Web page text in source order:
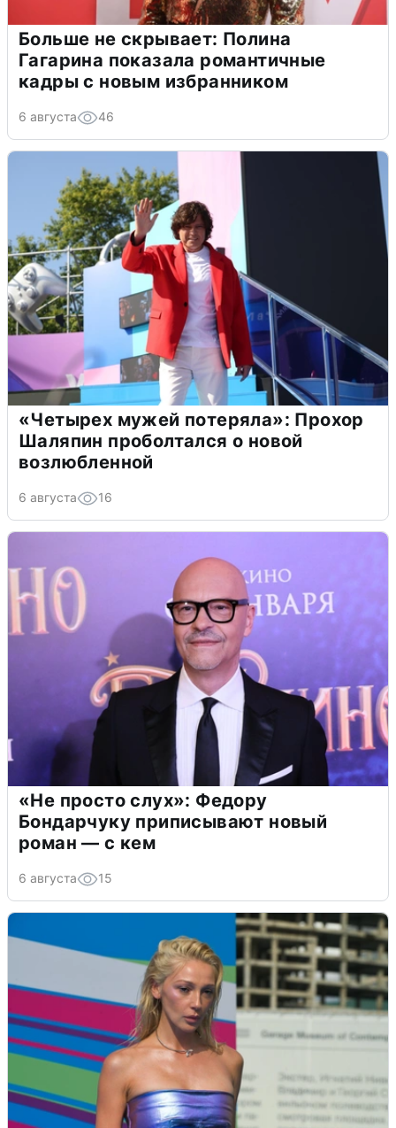
Больше не скрывает: Полина
Гагарина показала романтичные
кадры с новым избранником
6 августа 46
«Четырех мужей потеряла»: Прохор
Шаляпин проболтался о новой
возлюбленной
6 августа 16
«Не просто слух»: Федору
Бондарчуку приписывают новый
роман — с кем
6 августа 15